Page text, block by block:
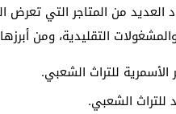
العديد من المتاجر التي تعرض
التقليدية، ومن
للتراث الشعبي.
الشعبي.